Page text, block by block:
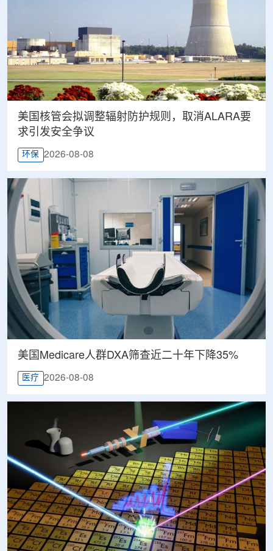
美国核管会拟调整辐射防护规则，取消ALARA要
求引发安全争议
环保 2026-08-08
美国Medicare人群DXA筛查近二十年下降35%
医疗 2026-08-08